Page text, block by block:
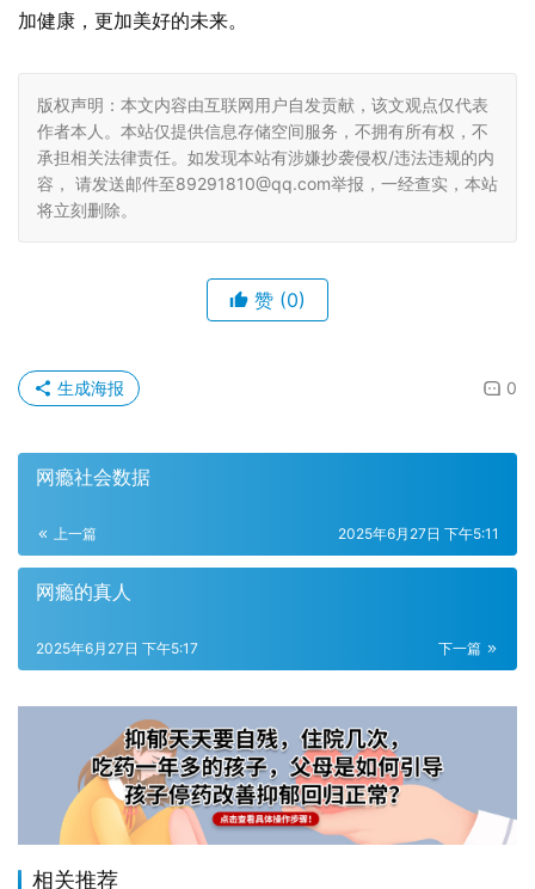
加健康，更加美好的未来。
版权声明：本文内容由互联网用户自发贡献，该文观点仅代表
作者本人。本站仅提供信息存储空间服务，不拥有所有权，不
承担相关法律责任。如发现本站有涉嫌抄袭侵权/违法违规的内
容， 请发送邮件至89291810@qq.com举报，一经查实，本站
将立刻删除。
赞 (0)
0
生成海报
网瘾社会数据
上一篇 2025年6月27日 下午5:11
网瘾的真人
下一篇
2025年6月27日 下午5:17
相关推荐